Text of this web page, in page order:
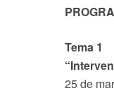
Tema 1
25 de